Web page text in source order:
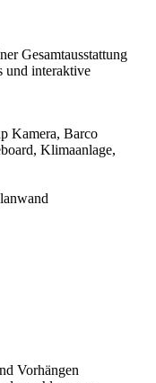
Gesamtausstattung
und interaktive
Kamera, Barco
Klimaanlage,